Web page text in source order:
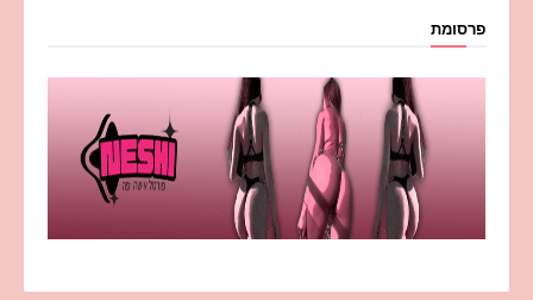
פרסומת